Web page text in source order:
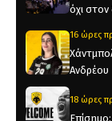
όχι
16 ώρες
Ανδρέου
18 ώρες